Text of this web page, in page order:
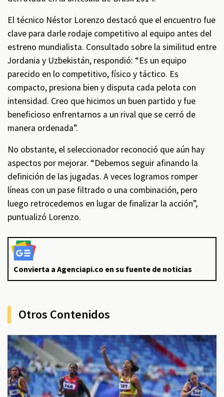
El técnico Néstor Lorenzo destacó que el encuentro fue
clave para darle rodaje competitivo al equipo antes del
estreno mundialista. Consultado sobre la similitud entre
Jordania y Uzbekistán, respondió: “Es un equipo
parecido en lo competitivo, físico y táctico. Es
compacto, presiona bien y disputa cada pelota con
intensidad. Creo que hicimos un buen partido y fue
beneficioso enfrentarnos a un rival que se cerró de
manera ordenada”.
No obstante, el seleccionador reconoció que aún hay
aspectos por mejorar. “Debemos seguir afinando la
definición de las jugadas. A veces logramos romper
líneas con un pase filtrado o una combinación, pero
luego retrocedemos en lugar de finalizar la acción”,
puntualizó Lorenzo.
Convierta a Agenciapi.co en su fuente de noticias
Otros Contenidos